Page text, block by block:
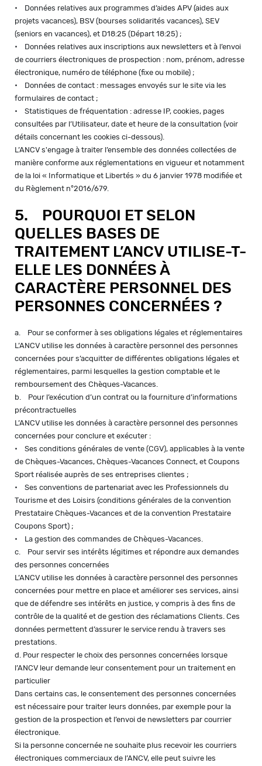
• Données relatives aux programmes d’aides APV (aides aux
projets vacances), BSV (bourses solidarités vacances), SEV
(seniors en vacances), et D18:25 (Départ 18:25) ;
• Données relatives aux inscriptions aux newsletters et à l’envoi
de courriers électroniques de prospection : nom, prénom, adresse
électronique, numéro de téléphone (fixe ou mobile) ;
• Données de contact : messages envoyés sur le site via les
formulaires de contact ;
• Statistiques de fréquentation : adresse IP, cookies, pages
consultées par l’Utilisateur, date et heure de la consultation (voir
détails concernant les cookies ci-dessous).
L’ANCV s'engage à traiter l’ensemble des données collectées de
manière conforme aux réglementations en vigueur et notamment
de la loi « Informatique et Libertés » du 6 janvier 1978 modifiée et
du Règlement n°2016/679.
5. POURQUOI ET SELON
QUELLES BASES DE
TRAITEMENT L’ANCV UTILISE-T-
ELLE LES DONNÉES À
CARACTÈRE PERSONNEL DES
PERSONNES CONCERNÉES ?
a. Pour se conformer à ses obligations légales et réglementaires
L’ANCV utilise les données à caractère personnel des personnes
concernées pour s’acquitter de différentes obligations légales et
réglementaires, parmi lesquelles la gestion comptable et le
remboursement des Chèques-Vacances.
b. Pour l’exécution d’un contrat ou la fourniture d’informations
précontractuelles
L’ANCV utilise les données à caractère personnel des personnes
concernées pour conclure et exécuter :
• Ses conditions générales de vente (CGV), applicables à la vente
de Chèques-Vacances, Chèques-Vacances Connect, et Coupons
Sport réalisée auprès de ses entreprises clientes ;
• Ses conventions de partenariat avec les Professionnels du
Tourisme et des Loisirs (conditions générales de la convention
Prestataire Chèques-Vacances et de la convention Prestataire
Coupons Sport) ;
• La gestion des commandes de Chèques-Vacances.
c. Pour servir ses intérêts légitimes et répondre aux demandes
des personnes concernées
L’ANCV utilise les données à caractère personnel des personnes
concernées pour mettre en place et améliorer ses services, ainsi
que de défendre ses intérêts en justice, y compris à des fins de
contrôle de la qualité et de gestion des réclamations Clients. Ces
données permettent d’assurer le service rendu à travers ses
prestations.
d. Pour respecter le choix des personnes concernées lorsque
l’ANCV leur demande leur consentement pour un traitement en
particulier
Dans certains cas, le consentement des personnes concernées
est nécessaire pour traiter leurs données, par exemple pour la
gestion de la prospection et l’envoi de newsletters par courrier
électronique.
Si la personne concernée ne souhaite plus recevoir les courriers
électroniques commerciaux de l’ANCV, elle peut suivre les